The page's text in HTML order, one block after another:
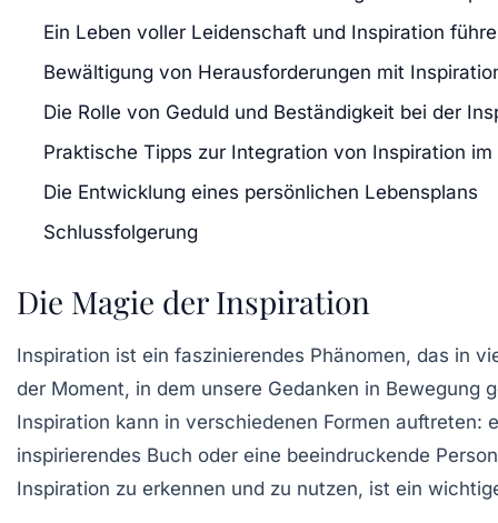
Ein Leben voller Leidenschaft und Inspiration
Bewältigung von Herausforderungen mit
Die Rolle von Geduld und Beständigkeit bei der
Praktische Tipps zur Integration von Inspiration im
Die Entwicklung eines persönlichen Lebensplans
Schlussfolgerung
Die Magie der Inspiration
Inspiration ist ein faszinierendes Phänomen, das in
der Moment, in dem unsere Gedanken in Bewegung
Inspiration kann in verschiedenen Formen auftreten:
inspirierendes Buch oder eine beeindruckende
Inspiration zu erkennen und zu nutzen, ist ein